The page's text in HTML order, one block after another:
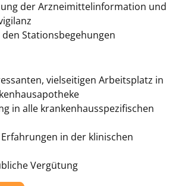
der Arzneimittelinformation und
den Stationsbegehungen
vielseitigen Arbeitsplatz in
in alle krankenhausspezifischen
in der klinischen
Vergütung